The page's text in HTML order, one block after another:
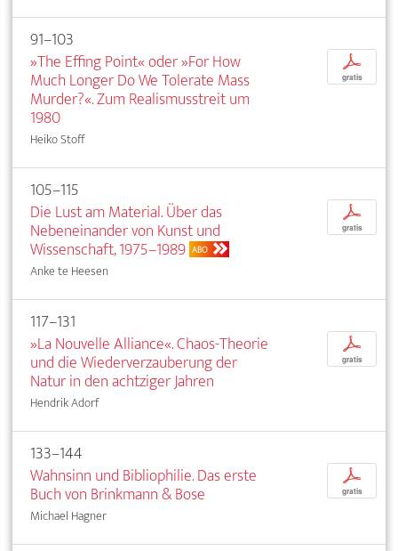
91–103
»The Effing Point« oder »For How
Much Longer Do We Tolerate Mass
Murder?«. Zum Realismusstreit um
1980
Heiko Stoff
p
gratis
105–115
Die Lust am Material. Über das
Nebeneinander von Kunst und
Wissenschaft, 1975–1989 ABO
Anke te Heesen
p
gratis
117–131
»La Nouvelle Alliance«. Chaos-Theorie
und die Wiederverzauberung der
Natur in den achtziger Jahren
Hendrik Adorf
p
gratis
133–144
Wahnsinn und Bibliophilie. Das erste
Buch von Brinkmann & Bose
Michael Hagner
p
gratis